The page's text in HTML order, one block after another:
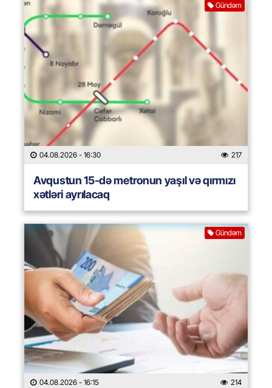
Gündəm
04.08.2026 - 16:30 217
Avqustun 15-də metronun yaşıl və qırmızı
xətləri ayrılacaq
Gündəm
04.08.2026 - 16:15 214